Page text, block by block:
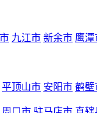
九江市 新余市 鹰潭
平顶山市 安阳市 鹤壁